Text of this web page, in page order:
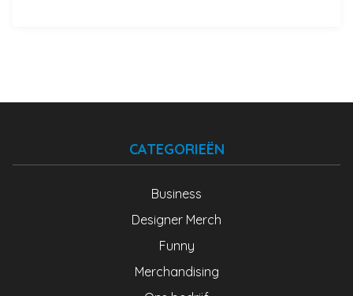
CATEGORIEËN
Business
Designer Merch
Funny
Merchandising